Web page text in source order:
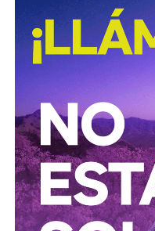
“circule con cuidado”,
“respete al peatón”?
A mis colegas de los
empecemos desde ya a
todavía no saben si
periodismo útil, no
Conductores:respeten
móvil mientras cruzan
semáforo.Ciclistas:
hay
correctamente.